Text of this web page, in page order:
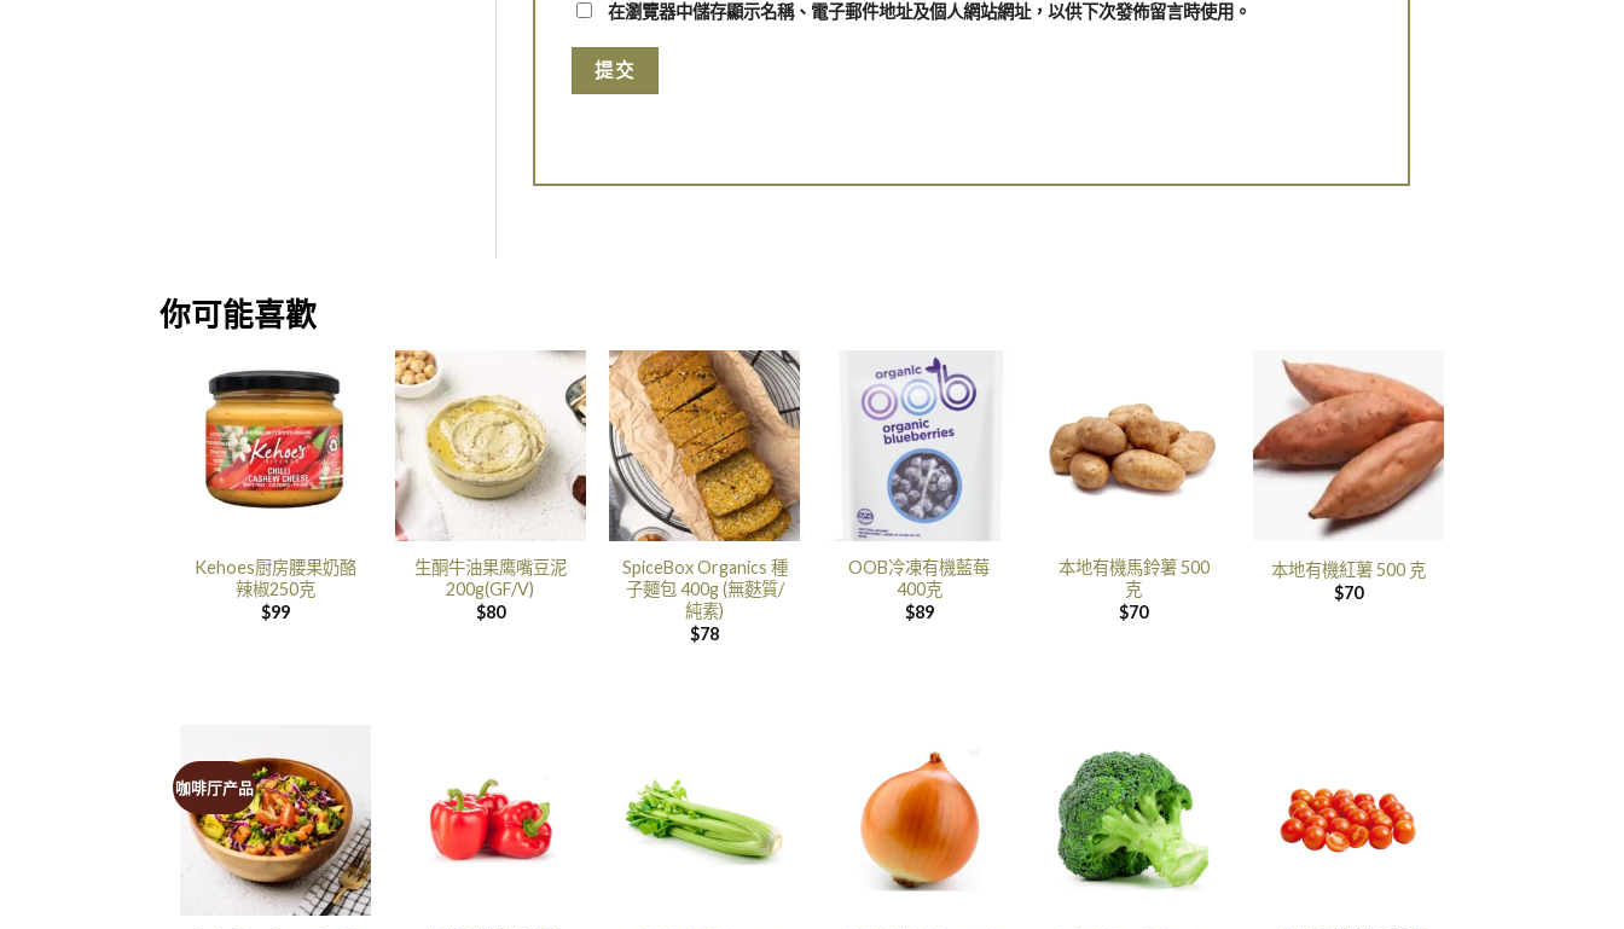
在瀏覽器中儲存顯示名稱、電子郵件地址及個人網站網址，以供下次發佈留言時使用。
你可能喜歡
Kehoes厨房腰果奶酪
辣椒250克
$99
生酮牛油果鹰嘴豆泥
200g(GF/V)
$80
SpiceBox Organics 種
子麵包 400g (無麩質/
純素)
$78
OOB冷凍有機藍莓
400克
$89
本地有機馬鈴薯 500
克
$70
本地有機紅薯 500 克
$70
咖啡厅产品